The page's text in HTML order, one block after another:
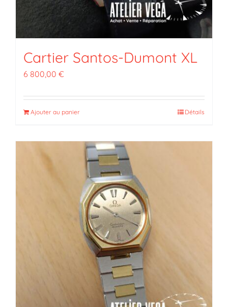
Cartier Santos-Dumont XL
6 800,00 €
Ajouter au panier Détails